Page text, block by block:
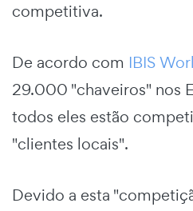
competitiva.
De acordo com IBIS
29.000 "chaveiros" nos
todos eles estão
"clientes locais".
Devido a esta